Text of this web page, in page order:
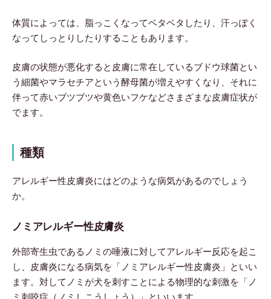
体質によっては、脂っこくなってベタベタしたり、汗っぽく
なってしっとりしたりすることもあります。
皮膚の状態が悪化すると皮膚に常在しているブドウ球菌とい
う細菌やマラセチアという酵母菌が増えやすくなり、それに
伴って赤いブツブツや黄色いフケなどさまざまな皮膚症状が
でます。
種類
アレルギー性皮膚炎にはどのような病気があるのでしょう
か。
ノミアレルギー性皮膚炎
外部寄生虫であるノミの唾液に対してアレルギー反応を起こ
し、皮膚炎になる病気を「ノミアレルギー性皮膚炎」といい
ます。対してノミが犬を刺すことによる物理的な刺激を「ノ